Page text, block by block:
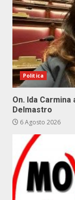
Politica
On. Ida
Delmastro
6 Agosto 2026